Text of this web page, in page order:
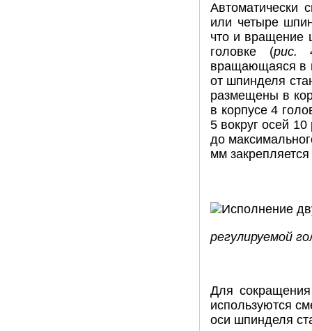
Автоматически
или четыре
что и вращение
головке (рис.
вращающаяся в
от шпинделя
размещены в
в корпусе 4
5 вокруг осей
до
мм
регулируемой
Для сокращения
используются
оси шпинделя